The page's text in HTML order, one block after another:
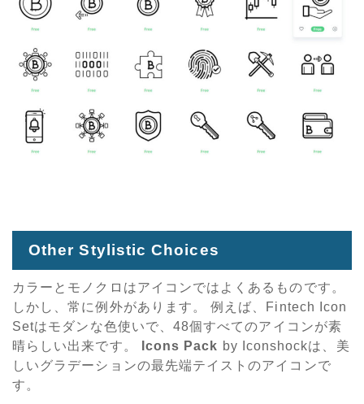
Other Stylistic Choices
カラーとモノクロはアイコンではよくあるものです。
しかし、常に例外があります。 例えば、Fintech Icon
Setはモダンな色使いで、48個すべてのアイコンが素
晴らしい出来です。
Icons Pack by Iconshockは、美
しいグラデーションの最先端テイストのアイコンで
す。